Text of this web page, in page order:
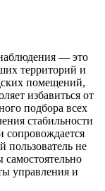
— это
территорий и
помещений,
избавиться от
подбора всех
стабильности
сопровождается
не
самостоятельно
управления и